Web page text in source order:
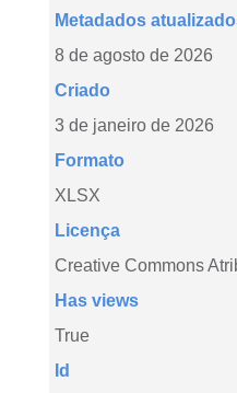
Metadados
8 de agosto de 2026
Criado
3 de janeiro de 2026
Formato
XLSX
Licença
Creative Commons
Has views
True
Id